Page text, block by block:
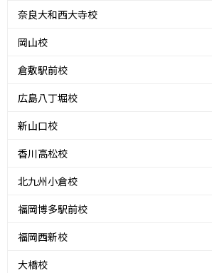
奈良大和西大寺校
岡山校
倉敷駅前校
広島八丁堀校
新山口校
香川高松校
北九州小倉校
福岡博多駅前校
福岡西新校
大橋校